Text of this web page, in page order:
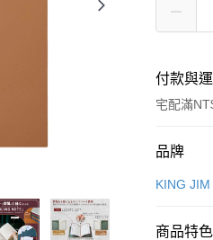
付款與
宅配滿
付款方式
信用卡一
品牌
KING JIM
商品特色